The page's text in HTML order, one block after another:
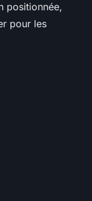
positionnée,
pour les